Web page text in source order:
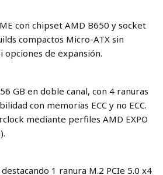
con chipset AMD B650 y socket
compactos Micro-ATX sin
de expansión.
GB en doble canal, con 4 ranuras
con memorias ECC y no ECC.
mediante perfiles AMD EXPO
1 ranura M.2 PCIe 5.0 x4